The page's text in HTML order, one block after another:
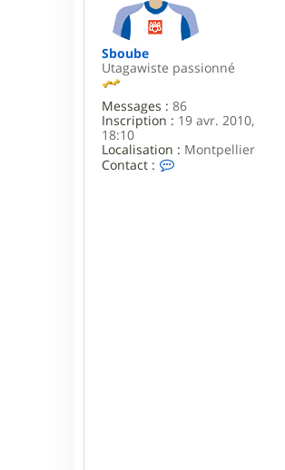
Sboube
Utagawiste passionné
Messages : 86
Inscription : 19 avr. 2010,
18:10
Localisation : Montpellier
Contact :